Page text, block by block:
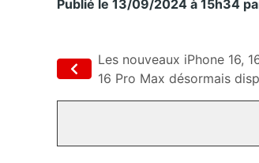
Publié le 13/09/2024 à 15h34
Les nouveaux iPhone 16,
16 Pro Max désormais